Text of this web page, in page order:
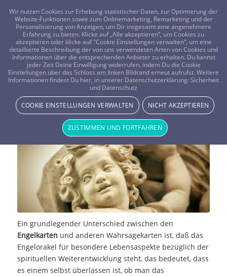
FRAGEN? KOSTENLOS ANRUFEN: 0800-8478266
Mit Engelkarten die eigenen
Seelenbewegungen deuten
NEWS & STORYS
Ein grundlegender Unterschied zwischen den
Engelkarten und anderen Wahrsagekarten ist, daß das
Engelorakel für besondere Lebensaspekte bezüglich der
spirituellen Weiterentwicklung steht, das bedeutet, dass
es einem selbst überlassen ist, ob man das
Wir nutzen Cookies zur Erhebung statistischer Daten, zur Optimierung der
Website-Funktionen sowie zum Onlinemarketing, Remarketing und der
Personalisierung von Anzeigen, um Dir insgesamt eine angenehmere
Erfahrung zu bieten. Klicke auf „Alle akzeptieren“, um Cookies zu
akzeptieren oder klicke auf "Cookie Einstellungen verwalten“, um eine
detaillierte Beschreibung der von uns verwendeten Arten von Cookies und
Informationen über die entsprechenden Anbieter zu erhalten. Du kannst
jeder Zeit Deine Einwilligung widerrufen, indem Du die Cookie
Einstellungen über das Schloss am linken Bildrand erneut aufrufst. Weitere
Informationen findest Du hier, in unserer Datenschutzerklärung: Sicherheit
und Datenschutz
COOKIE EINSTELLUNGEN VERWALTEN NICHT AKZEPTIEREN
ZUSTIMMEN UND FORTFAHREN